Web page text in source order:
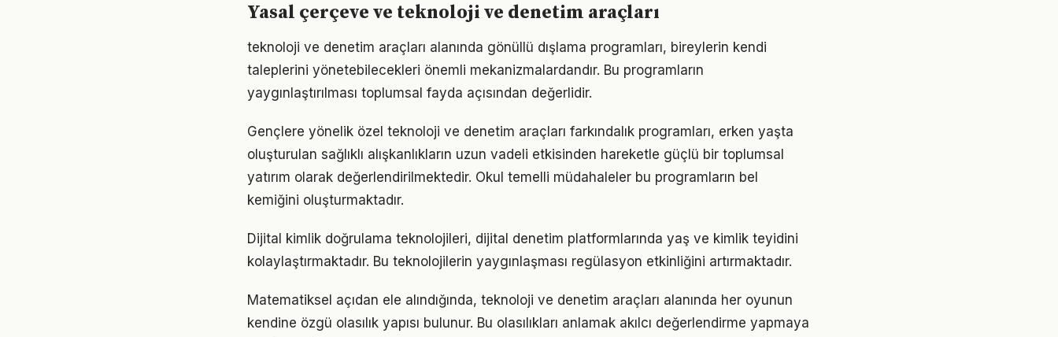
Yasal çerçeve ve teknoloji ve denetim araçları
teknoloji ve denetim araçları alanında gönüllü dışlama programları, bireylerin kendi
taleplerini yönetebilecekleri önemli mekanizmalardandır. Bu programların
yaygınlaştırılması toplumsal fayda açısından değerlidir.
Gençlere yönelik özel teknoloji ve denetim araçları farkındalık programları, erken yaşta
oluşturulan sağlıklı alışkanlıkların uzun vadeli etkisinden hareketle güçlü bir toplumsal
yatırım olarak değerlendirilmektedir. Okul temelli müdahaleler bu programların bel
kemiğini oluşturmaktadır.
Dijital kimlik doğrulama teknolojileri, dijital denetim platformlarında yaş ve kimlik teyidini
kolaylaştırmaktadır. Bu teknolojilerin yaygınlaşması regülasyon etkinliğini artırmaktadır.
Matematiksel açıdan ele alındığında, teknoloji ve denetim araçları alanında her oyunun
kendine özgü olasılık yapısı bulunur. Bu olasılıkları anlamak akılcı değerlendirme yapmaya